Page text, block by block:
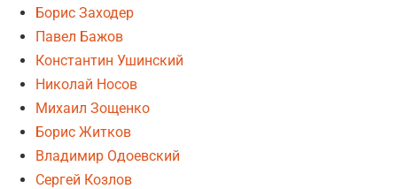
Борис Заходер
Павел Бажов
Константин Ушинский
Николай Носов
Михаил Зощенко
Борис Житков
Владимир Одоевский
Сергей Козлов